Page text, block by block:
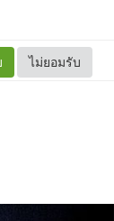
ไม่ยอมรับ